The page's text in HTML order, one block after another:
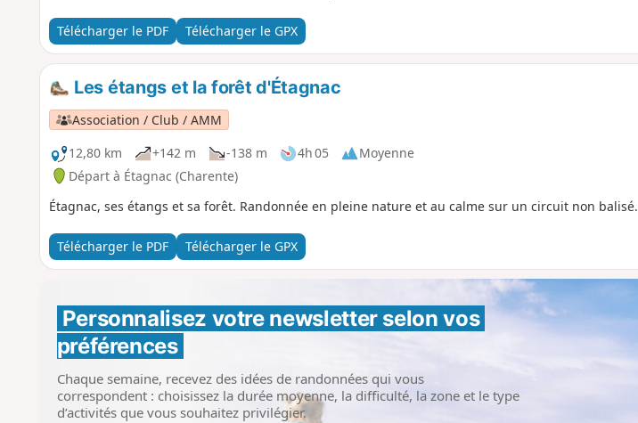
Télécharger le PDF
Télécharger le GPX
Les étangs et la forêt d'Étagnac
Association / Club / AMM
12,80 km
+142 m -138 m 4h 05
Moyenne
Départ à Étagnac (Charente)
Étagnac, ses étangs et sa forêt. Randonnée en pleine nature et au calme sur un circuit non balisé.
Télécharger le PDF Télécharger le GPX
Personnalisez votre newsletter selon vos
préférences
Chaque semaine, recevez des idées de randonnées qui vous
correspondent : choisissez la durée moyenne, la difficulté, la zone et le type
d’activités que vous souhaitez privilégier.